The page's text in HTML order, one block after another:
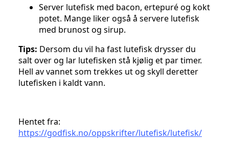
Server lutefisk med bacon, ertepuré og kokt
potet. Mange liker også å servere lutefisk
med brunost og sirup.
Tips: Dersom du vil ha fast lutefisk drysser du
salt over og lar lutefisken stå kjølig et par timer.
Hell av vannet som trekkes ut og skyll deretter
lutefisken i kaldt vann.
Hentet fra:
https://godfisk.no/oppskrifter/lutefisk/lutefisk/